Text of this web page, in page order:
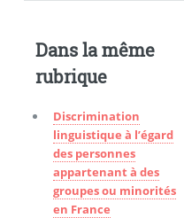
Dans la même
rubrique
Discrimination
linguistique à l’égard
des personnes
appartenant à des
groupes ou minorités
en France